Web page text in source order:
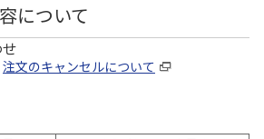
について
注文のキャンセルについて